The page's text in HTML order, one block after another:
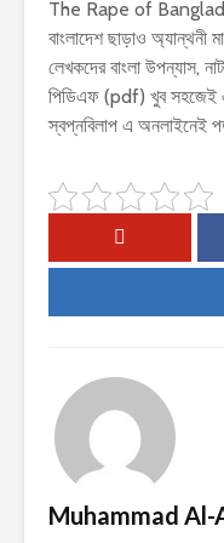
The Rape of
বাংলাদেশ ছাড়াও অ্যান্থনী
লেখকদের বাংলা উপন্যাস,
পিডিএফ (pdf) খুব সহজেই
স্বপ্নবিলাপ এ অনলাইনেই
Muhammad Al-